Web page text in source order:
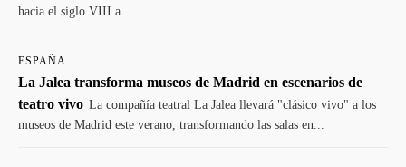
hacia el siglo VIII a....
ESPAÑA
La Jalea transforma museos de Madrid en escenarios de
teatro vivo La compañía teatral La Jalea llevará "clásico vivo" a los
museos de Madrid este verano, transformando las salas en...